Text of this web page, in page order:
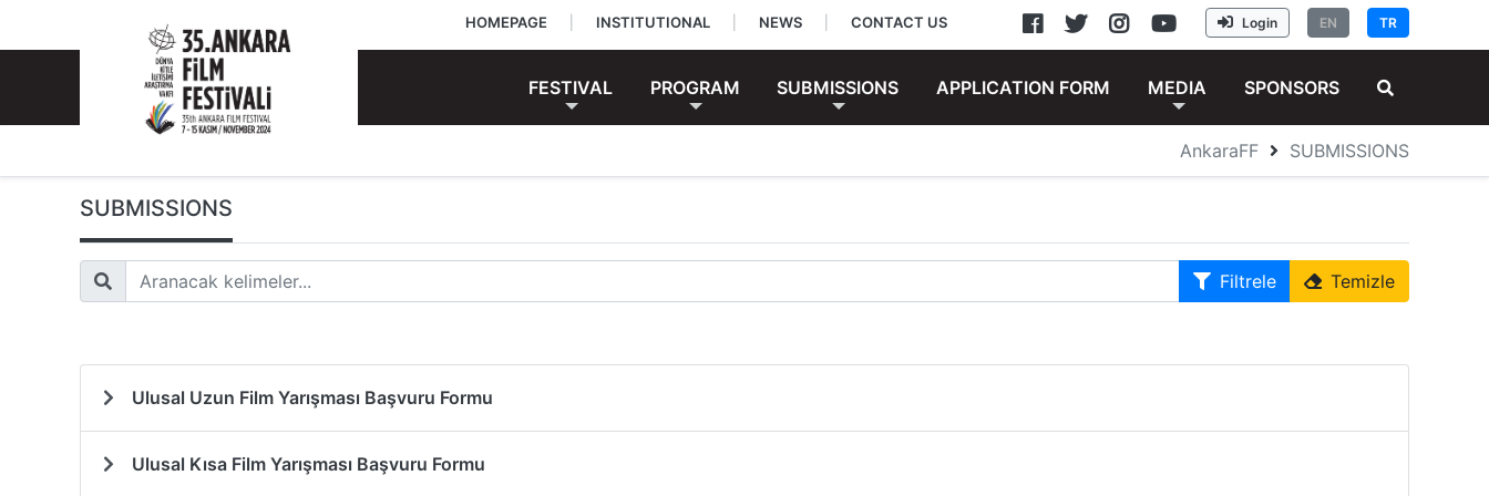
TR
EN
Login
HOMEPAGE INSTITUTIONAL NEWS CONTACT US
FESTIVAL PROGRAM SUBMISSIONS APPLICATION FORM MEDIA SPONSORS
AnkaraFF SUBMISSIONS
SUBMISSIONS
Filtrele Temizle
Ulusal Uzun Film Yarışması Başvuru Formu
Ulusal Kısa Film Yarışması Başvuru Formu